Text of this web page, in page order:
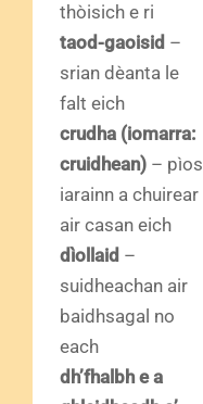
thòisich e ri
taod-gaoisid –
srian dèanta le
falt eich
crudha (iomarra:
cruidhean) – pìos
iarainn a chuirear
air casan eich
dìollaid –
suidheachan air
baidhsagal no
each
dh’fhalbh e a